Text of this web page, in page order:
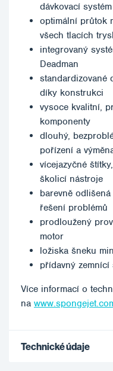
dávkovací systém
optimální průtok
všech tlacích
integrovaný
Deadman
standardizované
díky konstrukci
vysoce kvalitní,
komponenty
dlouhý,
pořízení a
vícejazyčné
školicí nástroje
barevně
řešení problémů
prodloužený
motor
ložiska šneku
přídavný zemnící
Více informací o
na
Technické údaje